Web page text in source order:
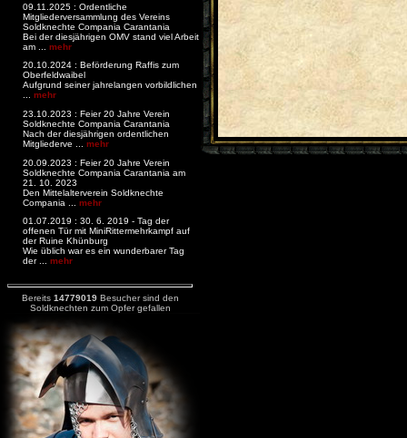
09.11.2025 : Ordentliche
Mitgliederversammlung des Vereins
Soldknechte Compania Carantania
Bei der diesjährigen OMV stand viel Arbeit
am ... mehr
20.10.2024 : Beförderung Raffis zum
Oberfeldwaibel
Aufgrund seiner jahrelangen vorbildlichen
... mehr
23.10.2023 : Feier 20 Jahre Verein
Soldknechte Compania Carantania
Nach der diesjährigen ordentlichen
Mitgliederve ... mehr
20.09.2023 : Feier 20 Jahre Verein
Soldknechte Compania Carantania am
21. 10. 2023
Den Mittelalterverein Soldknechte
Compania ... mehr
01.07.2019 : 30. 6. 2019 - Tag der
offenen Tür mit MiniRittermehrkampf auf
der Ruine Khünburg
Wie üblich war es ein wunderbarer Tag
der ... mehr
Bereits 14779019Besucher sind den
Soldknechten zum Opfer gefallen